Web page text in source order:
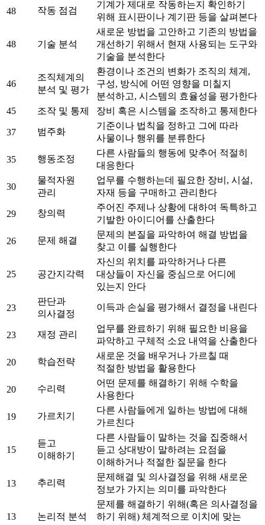
48 작동 점검
기계가 제대로 작동하는지 확인하기
위해 표시판이나 계기판 등을 살펴본다
48 기술 분석
새로운 방법을 고안하고 기존의 방법을
개선하기 위해서 현재 사용되는 도구와
기술을 분석한다
46
조직체계의
분석 및 평가
환경이나 조건의 변화가 조직의 체계,
구성, 방식에 어떤 영향을 미칠지
분석하고, 시스템의 효율성을 평가한다
45
조작 및 통제 장비 혹은 시스템을 조작하고 통제한다
37 범주화
기준이나 법칙을 정하고 그에 따라
사물이나 행위를 분류한다
35 행동조정
다른 사람들의 행동에 맞추어 적절히
대응한다
30
물적자원
관리
업무를 수행하는데 필요한 장비, 시설,
자재 등을 구매하고 관리한다
29 창의력
주어진 주제나 상황에 대하여 독특하고
기발한 아이디어를 산출한다
26 문제 해결
문제의 본질을 파악하여 해결 방법을
찾고 이를 실행한다
25 공간지각력
자신의 위치를 파악하거나 다른
대상들이 자신을 중심으로 어디에
있는지 안다
23
판단과
의사결정
이득과 손실을 평가해서 결정을 내린다
23 재정 관리
업무를 완료하기 위해 필요한 비용을
파악하고 구체적 소요 내역을 산출한다
20 학습전략
새로운 것을 배우거나 가르칠 때
적절한 방법을 활용한다
20 수리력
어떤 문제를 해결하기 위해 수학을
사용한다
19 가르치기
다른 사람들에게 일하는 방법에 대해
가르친다
15
듣고
이해하기
다른 사람들이 말하는 것을 집중해서
듣고 상대방이 말하려는 요점을
이해하거나 적절한 질문을 한다
13 추리력
문제해결 및 의사결정을 위해 새로운
정보가 가지는 의미를 파악한다
13 논리적 분석
문제를 해결하기 위해(혹은 의사결정을
하기 위해) 체계적으로 이치에 맞는